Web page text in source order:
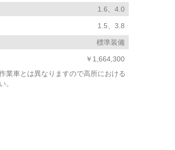
1.6、4.0
1.5、3.8
標準装備
￥1,664,300
業車とは異なりますので高所における
。